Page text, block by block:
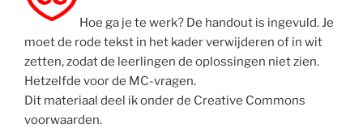
Hoe ga je te werk? De handout is ingevuld. Je
moet de rode tekst in het kader verwijderen of in wit
zetten, zodat de leerlingen de oplossingen niet zien.
Hetzelfde voor de MC-vragen.
Dit materiaal deel ik onder de Creative Commons
voorwaarden.